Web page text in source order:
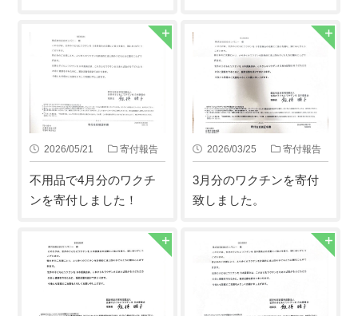
2026/05/21 寄付報告
不用品で4月分のワクチ
ンを寄付しました！
2026/03/25 寄付報告
3月分のワクチンを寄付
致しました。